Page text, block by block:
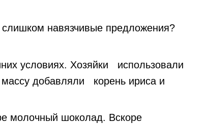
навязчивые предложения?
условиях. Хозяйки использовали
добавляли корень ириса и
молочный шоколад. Вскоре